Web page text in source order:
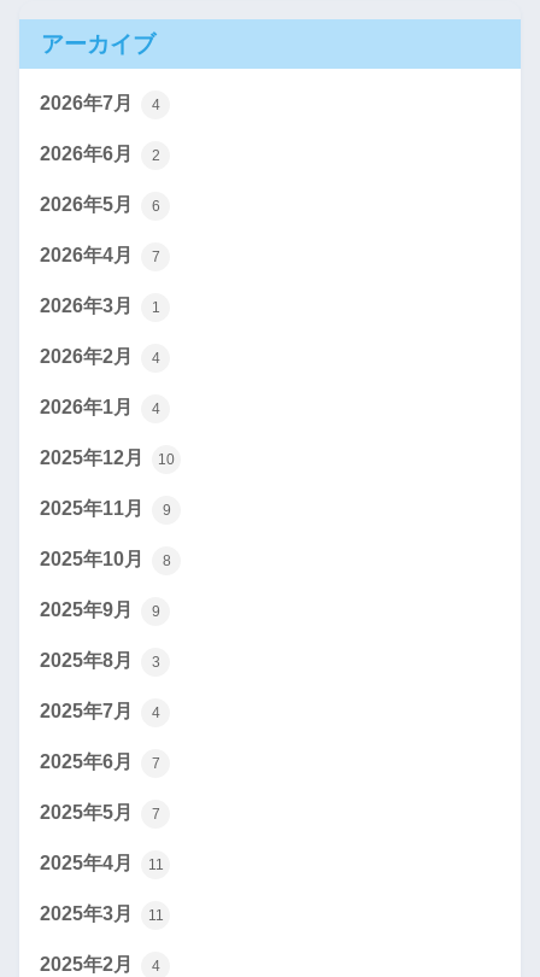
アーカイブ
2026年7月 4
2026年6月 2
2026年5月 6
2026年4月 7
2026年3月 1
2026年2月 4
2026年1月 4
2025年12月 10
2025年11月 9
2025年10月 8
2025年9月 9
2025年8月 3
2025年7月 4
2025年6月 7
2025年5月 7
2025年4月 11
2025年3月 11
2025年2月 4